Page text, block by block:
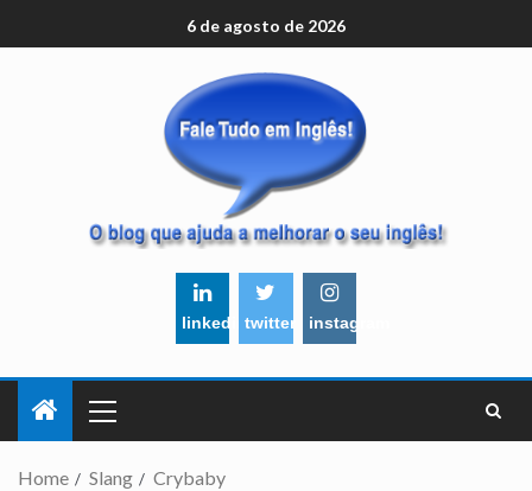
6 de agosto de 2026
linkedintwitter instagram
Home Slang Crybaby